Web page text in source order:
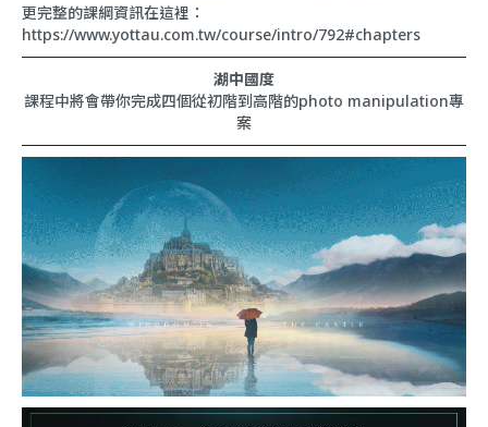
更完整的課綱資訊在這裡：
https://www.yottau.com.tw/course/intro/792#chapters
湖中國度
課程中將會帶你完成四個從初階到高階的photo manipulation專
案